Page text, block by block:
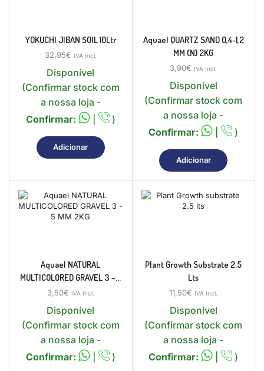
YOKUCHI JIBAN SOIL 10Ltr
32,95€ IVA Incl.
Disponível
(Confirmar stock com
a nossa loja -
Confirmar:
| )
Adicionar
Aquael QUARTZ SAND 0,4-1,2
MM (N) 2KG
3,90€ IVA Incl.
Disponível
(Confirmar stock com
a nossa loja -
Confirmar:
| )
Adicionar
Aquael NATURAL
MULTICOLORED GRAVEL 3 –...
3,50€ IVA Incl.
Disponível
(Confirmar stock com
a nossa loja -
Confirmar:
| )
Plant Growth Substrate 2.5
Lts
11,50€ IVA Incl.
Disponível
(Confirmar stock com
a nossa loja -
Confirmar:
| )